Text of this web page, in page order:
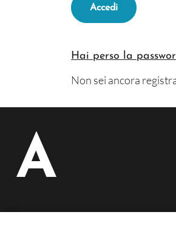
Accedi
Hai perso la
Non sei ancora